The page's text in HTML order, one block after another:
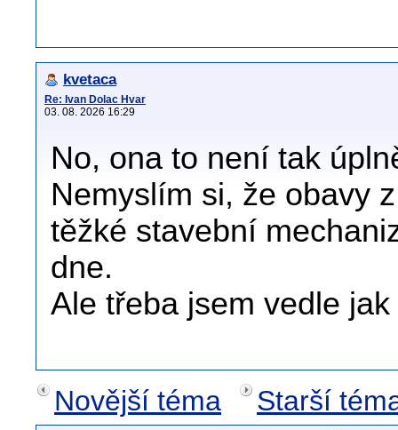
kvetaca
Re: Ivan Dolac Hvar
03. 08. 2026 16:29
No, ona to není tak
Nemyslím si, že obavy
těžké stavební
dne.
Ale třeba jsem vedle
Novější téma
Starší